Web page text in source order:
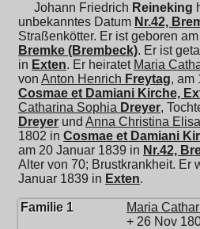
Johann Friedrich Reineking
unbekanntes Datum Nr.42,
Straßenkötter. Er ist geboren
Bremke (Brembeck). Er ist
in Exten. Er heiratet Maria
von Anton Henrich Freytag, am
Cosmae et Damiani Kirche,
Catharina Sophia Dreyer,
Dreyer und Anna Christina
1802 in Cosmae et Damiani
am 20 Januar 1839 in Nr.42,
Alter von 70; Brustkrankheit. Er
Januar 1839 in Exten.
Familie 1 Maria
+ 26 Nov